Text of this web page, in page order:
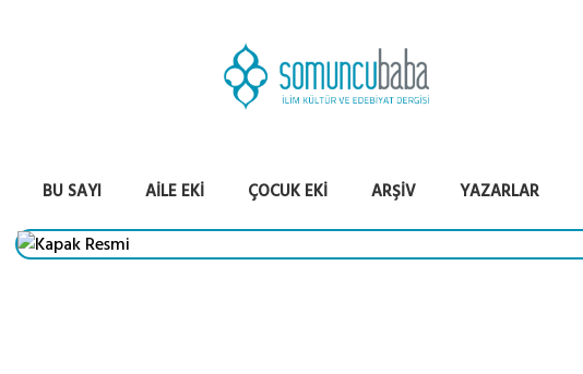
BU SAYI AILE EKI ÇOCUK EKI ARŞIV YAZARLAR